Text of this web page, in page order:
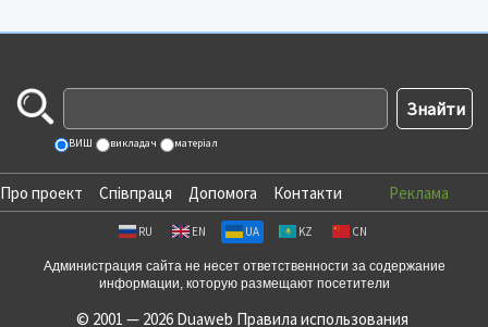
ВИШ викладач матеріал
Про проект Співпраця Допомога Контакти Реклама
RU EN UA KZ CN
Администрация сайта не несет ответственности за содержание
информации, которую размещают посетители
© 2001 — 2026 Duaweb Правила использования